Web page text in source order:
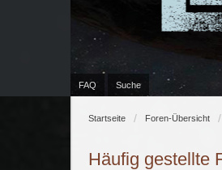
FAQ Suche
Startseite Foren-Übersicht
Häufig gestellte